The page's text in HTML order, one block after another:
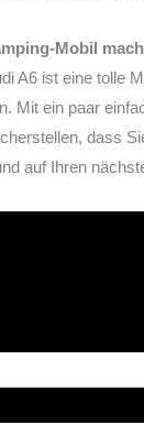
Mobil
A6 ist eine tolle
Mit ein paar
dass
auf Ihren